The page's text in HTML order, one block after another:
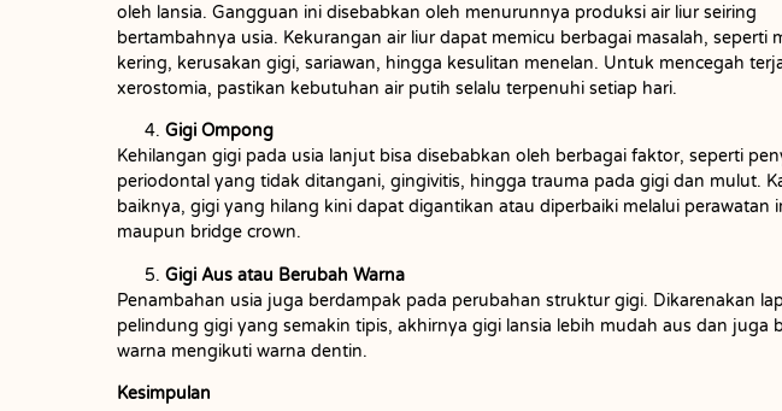
oleh lansia. Gangguan ini disebabkan oleh menurunnya produksi air liur seiring
bertambahnya usia. Kekurangan air liur dapat memicu berbagai masalah, seperti
kering, kerusakan gigi, sariawan, hingga kesulitan menelan. Untuk mencegah
xerostomia, pastikan kebutuhan air putih selalu terpenuhi setiap hari.
Gigi Ompong
Kehilangan gigi pada usia lanjut bisa disebabkan oleh berbagai faktor, seperti
periodontal yang tidak ditangani, gingivitis, hingga trauma pada gigi dan mulut.
baiknya, gigi yang hilang kini dapat digantikan atau diperbaiki melalui perawatan
maupun bridge crown.
Gigi Aus atau Berubah Warna
Penambahan usia juga berdampak pada perubahan struktur gigi. Dikarenakan
pelindung gigi yang semakin tipis, akhirnya gigi lansia lebih mudah aus dan juga
warna mengikuti warna dentin.
Kesimpulan